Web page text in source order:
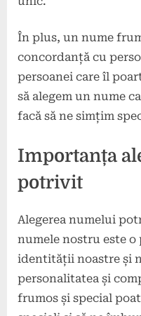
În plus, un nume
concordanță cu
persoanei care îl
să alegem un nume
facă să ne simțim
Importanța
potrivit
Alegerea numelui
numele nostru este
identității noastre și
personalitatea și
frumos și special